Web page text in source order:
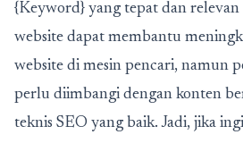
{Keyword} yang tepat dan
website dapat membantu
website di mesin pencari, namun
perlu diimbangi dengan konten
teknis SEO yang baik. Jadi, jika